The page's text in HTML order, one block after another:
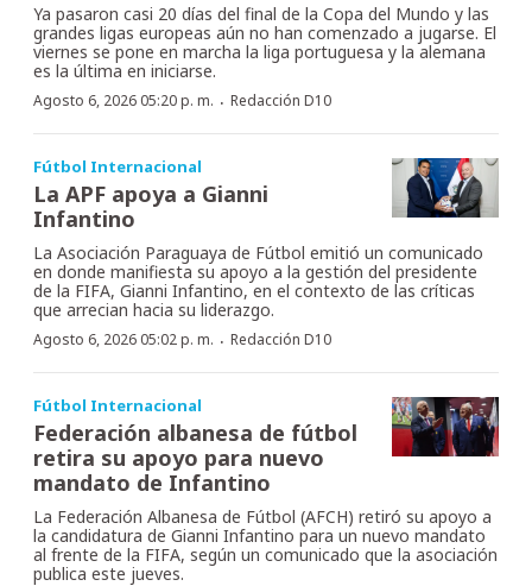
Ya pasaron casi 20 días del final de la Copa del Mundo y las
grandes ligas europeas aún no han comenzado a jugarse. El
viernes se pone en marcha la liga portuguesa y la alemana
es la última en iniciarse.
Agosto 6, 2026 05:20 p. m. · Redacción D10
Fútbol Internacional
La APF apoya a Gianni
Infantino
La Asociación Paraguaya de Fútbol emitió un comunicado
en donde manifiesta su apoyo a la gestión del presidente
de la FIFA, Gianni Infantino, en el contexto de las críticas
que arrecian hacia su liderazgo.
Agosto 6, 2026 05:02 p. m. · Redacción D10
Fútbol Internacional
Federación albanesa de fútbol
retira su apoyo para nuevo
mandato de Infantino
La Federación Albanesa de Fútbol (AFCH) retiró su apoyo a
la candidatura de Gianni Infantino para un nuevo mandato
al frente de la FIFA, según un comunicado que la asociación
publica este jueves.